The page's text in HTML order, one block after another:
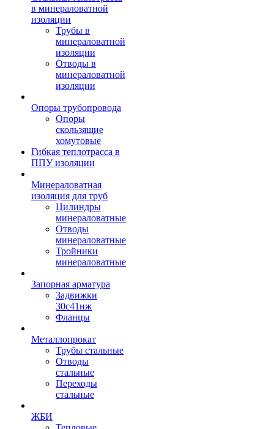
в минераловатной
изоляции
Трубы в
минераловатной
изоляции
Отводы в
минераловатной
изоляции
Опоры трубопровода
Опоры
скользящие
хомутовые
Гибкая теплотрасса в
ППУ изоляции
Минераловатная
изоляция для труб
Цилиндры
минераловатные
Отводы
минераловатные
Тройники
минераловатные
Запорная арматура
Задвижки
30с41нж
Фланцы
Металлопрокат
Трубы стальные
Отводы
стальные
Переходы
стальные
ЖБИ